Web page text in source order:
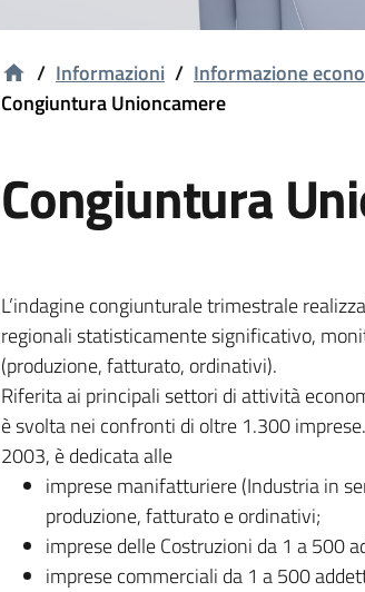
/ Informazioni / Informazione
Congiuntura Unioncamere
Congiuntura
L’indagine congiunturale trimestrale
regionali statisticamente significativo,
(produzione, fatturato, ordinativi).
Riferita ai principali settori di attività
è svolta nei confronti di oltre 1.300
2003, è dedicata alle
imprese manifatturiere (Industria in
produzione, fatturato e ordinativi;
imprese delle Costruzioni da 1 a 500
imprese commerciali da 1 a 500